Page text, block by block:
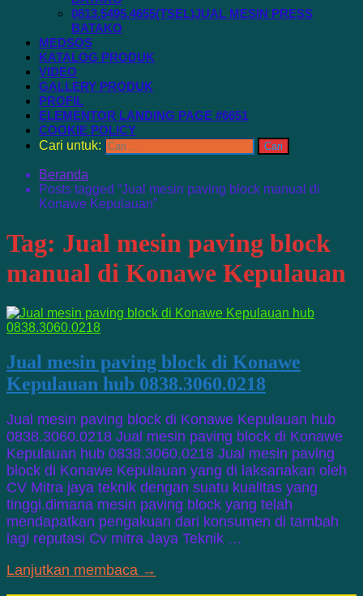
0813.5495.4655(TSEL)JUAL MESIN PRESS
BATAKO
MEDSOS
KATALOG PRODUK
VIDEO
GALLERY PRODUK
PROFIL
ELEMENTOR LANDING PAGE #6651
COOKIE POLICY
Cari untuk:
Beranda
Posts tagged “Jual mesin paving block manual di
Konawe Kepulauan”
Tag: Jual mesin paving block
manual di Konawe Kepulauan
Jual mesin paving block di Konawe
Kepulauan hub 0838.3060.0218
Jual mesin paving block di Konawe Kepulauan hub
0838.3060.0218 Jual mesin paving block di Konawe
Kepulauan hub 0838.3060.0218 Jual mesin paving
block di Konawe Kepulauan yang di laksanakan oleh
CV Mitra jaya teknik dengan suatu kualitas yang
tinggi.dimana mesin paving block yang telah
mendapatkan pengakuan dari konsumen di tambah
lagi reputasi Cv mitra Jaya Teknik …
Lanjutkan membaca →